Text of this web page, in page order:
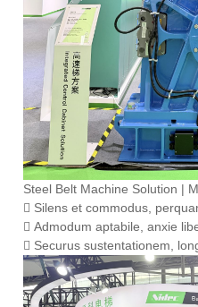
Steel Belt Machine Solution |
 Silens et commodus,
 Admodum aptabile, anxie
 Securus sustentationem,